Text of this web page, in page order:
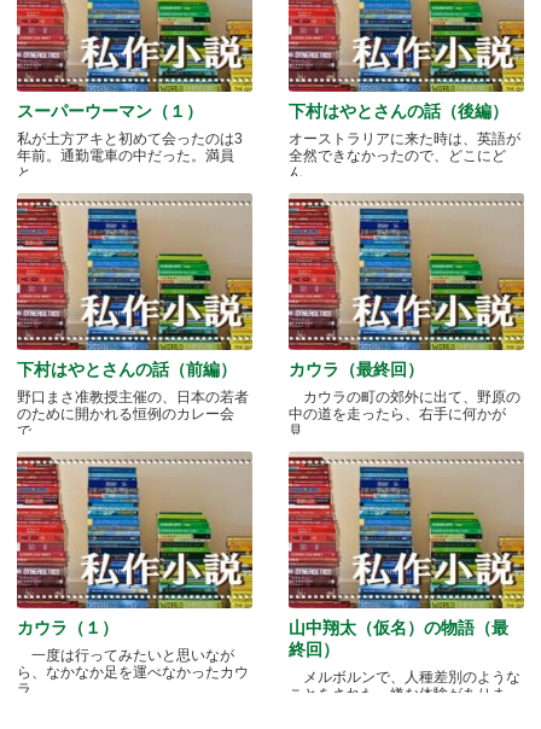
スーパーウーマン（１）
私が土方アキと初めて会ったのは3
年前。通勤電車の中だった。満員
と.....
下村はやとさんの話（後編）
オーストラリアに来た時は、英語が
全然できなかったので、どこにど
ん.....
下村はやとさんの話（前編）
野口まさ准教授主催の、日本の若者
のために開かれる恒例のカレー会
で.....
カウラ（最終回）
カウラの町の郊外に出て、野原の
中の道を走ったら、右手に何かが
見.....
カウラ（１）
一度は行ってみたいと思いなが
ら、なかなか足を運べなかったカウ
ラ.....
山中翔太（仮名）の物語（最
終回）
メルボルンで、人種差別のような
ことをされた、嫌な体験がありま